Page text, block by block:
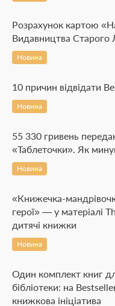
Розрахунок картою
Видавництва Старого
Новина
10 причин відвідати
Новина
55 330 гривень
«Таблеточки». Як
Новина
«Книжечка-
герої» — у матеріалі
дитячі книжки
Новина
Один комплект книг
бібліотеки: на
книжкова ініціатива